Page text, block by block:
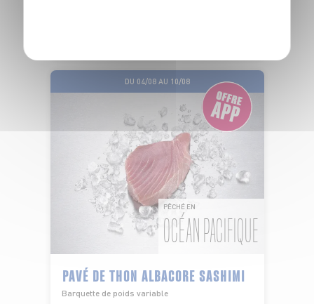
DU 04/08 AU 10/08
PÊCHÉ EN
OCÉAN PACIFIQUE
PAVÉ DE THON ALBACORE SASHIMI
Barquette de poids variable